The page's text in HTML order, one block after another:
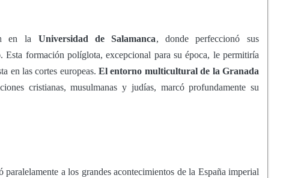
en la Universidad de Salamanca, donde perfeccionó sus
formación políglota, excepcional para su época, le permitiría
en las cortes europeas.El entorno multicultural de la Granada
cristianas, musulmanas y judías, marcó profundamente su
a los grandes acontecimientos de la España imperial